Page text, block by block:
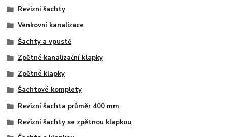
Revizní šachty
Venkovní kanalizace
Šachty a vpustě
Zpětné kanalizační klapky
Zpětné klapky
Šachtové komplety
Revizní šachta průměr 400 mm
Revizní šachty se zpětnou klapkou